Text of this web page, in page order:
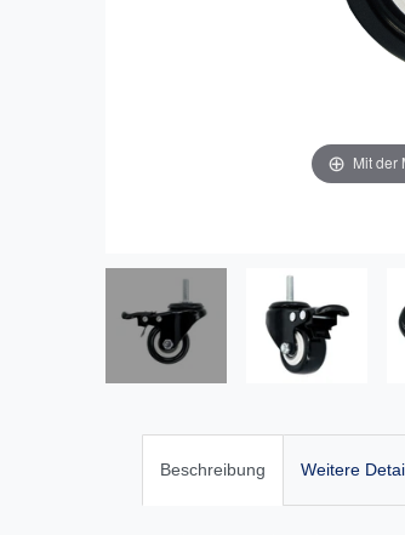
Mit der
Beschreibung Weitere